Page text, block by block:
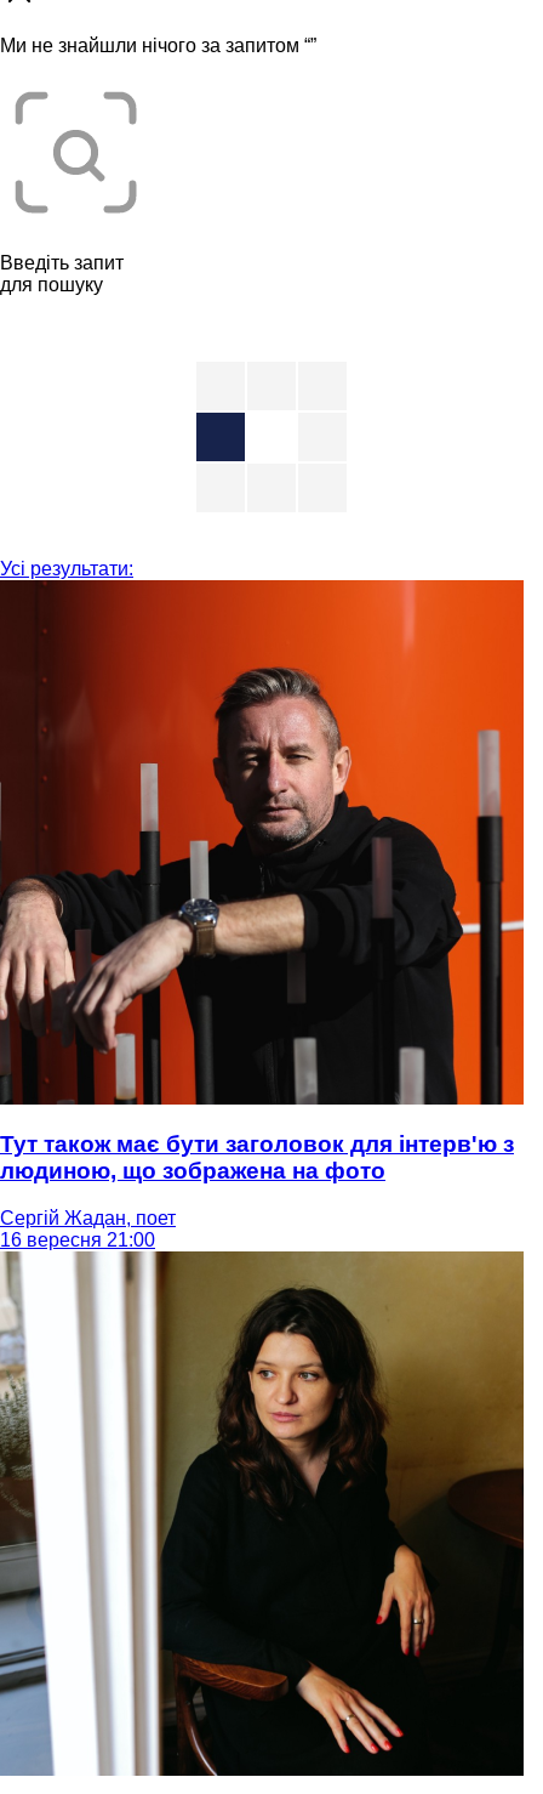
Ми не знайшли нічого за запитом “”
Введіть запит
для пошуку
Усі результати:
Тут також має бути заголовок для інтерв'ю з
людиною, що зображена на фото
Сергій Жадан, поет
16 вересня 21:00